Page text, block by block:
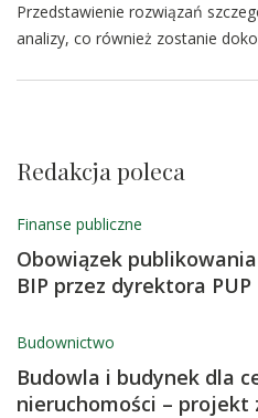
Przedstawienie rozwiązań
analizy, co również zostanie
Redakcja poleca
Finanse publiczne
Obowiązek
BIP przez dyrektora PUP
Budownictwo
Budowla i budynek dla
nieruchomości – projekt